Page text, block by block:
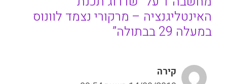
האינטליגנציה – מרקורי נצמד לוונוס
במעלה 29 בבתולה”
קירה